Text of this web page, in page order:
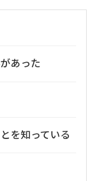
あった
を知っている